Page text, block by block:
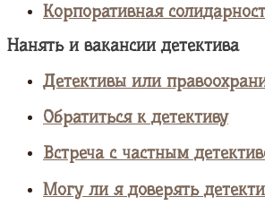
Корпоративная
Нанять и вакансии детектива
Детективы или
Обратиться к детективу
Встреча с частным
Могу ли я доверять